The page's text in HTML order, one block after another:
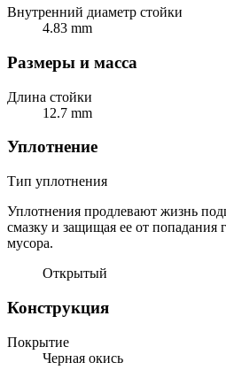
Внутренний диаметр стойки
4.83 mm
Размеры и масса
Длина стойки
12.7 mm
Уплотнение
Тип уплотнения
Уплотнения продлевают жизнь
смазку и защищая ее от попадания
мусора.
Открытый
Конструкция
Покрытие
Черная окись